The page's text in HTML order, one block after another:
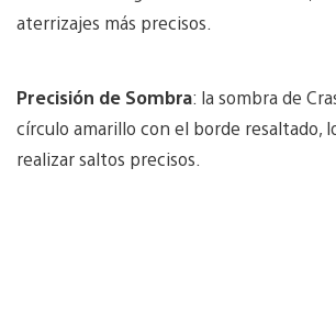
aterrizajes más precisos.
Precisión de Sombra: la sombra de
círculo amarillo con el borde resaltado,
realizar saltos precisos.